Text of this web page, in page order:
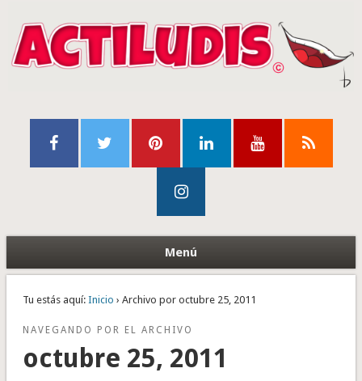
Menú
Tu estás aquí: Inicio › Archivo por octubre 25, 2011
NAVEGANDO POR EL ARCHIVO
octubre 25, 2011